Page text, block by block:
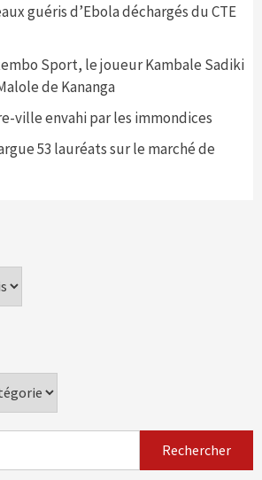
guéris d’Ebola déchargés du CTE
Sport, le joueur Kambale Sadiki
de Kananga
ville envahi par les immondices
53 lauréats sur le marché de